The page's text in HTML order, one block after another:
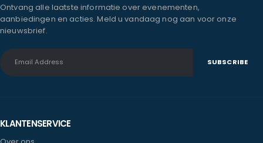
Ontvang alle laatste informatie over evenementen,
aanbiedingen en acties. Meld u vandaag nog aan voor onze
nieuwsbrief.
KLANTENSERVICE